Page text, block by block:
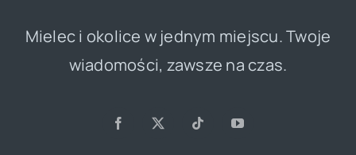
Mielec i okolice w jednym miejscu. Twoje
wiadomości, zawsze na czas.